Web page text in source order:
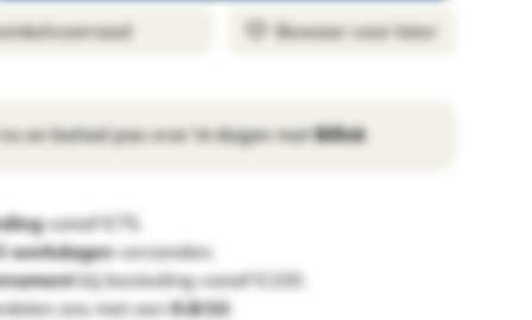
Bewaar voor later
nu en betaal pas over 14 dagen met Billink
vanaf €75.
werkdagenverzonden.
bij besteding vanaf €100.
ons met een9.8/10